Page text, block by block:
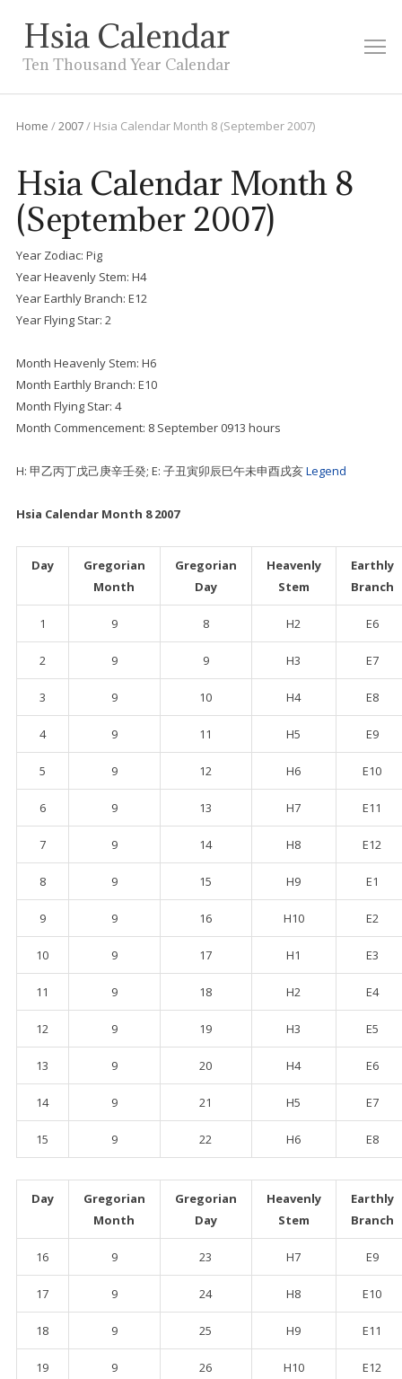
Hsia Calendar
Ten Thousand Year Calendar
Home /2007/ Hsia Calendar Month 8 (September 2007)
Hsia Calendar Month 8
(September 2007)
Year Zodiac: Pig
Year Heavenly Stem: H4
Year Earthly Branch: E12
Year Flying Star: 2
Month Heavenly Stem: H6
Month Earthly Branch: E10
Month Flying Star: 4
Month Commencement: 8 September 0913 hours
H: 甲乙丙丁戊己庚辛壬癸; E: 子丑寅卯辰巳午未申酉戌亥Legend
Hsia Calendar Month 8 2007
Day
Gregorian
Month
Gregorian
Day
Heavenly
Stem
Earthly
Branch
1 9 8 H2 E6
2 9 9 H3 E7
3 9 10 H4 E8
4 9 11 H5 E9
5 9 12 H6 E10
6 9 13 H7 E11
7 9 14 H8 E12
8 9 15 H9 E1
9 9 16 H10 E2
10 9 17 H1 E3
11 9 18 H2 E4
12 9 19 H3 E5
13 9 20 H4 E6
14 9 21 H5 E7
15 9 22 H6 E8
Day
Gregorian
Month
Gregorian
Day
Heavenly
Stem
Earthly
Branch
16 9 23 H7 E9
17 9 24 H8 E10
18 9 25 H9 E11
19 9 26 H10 E12